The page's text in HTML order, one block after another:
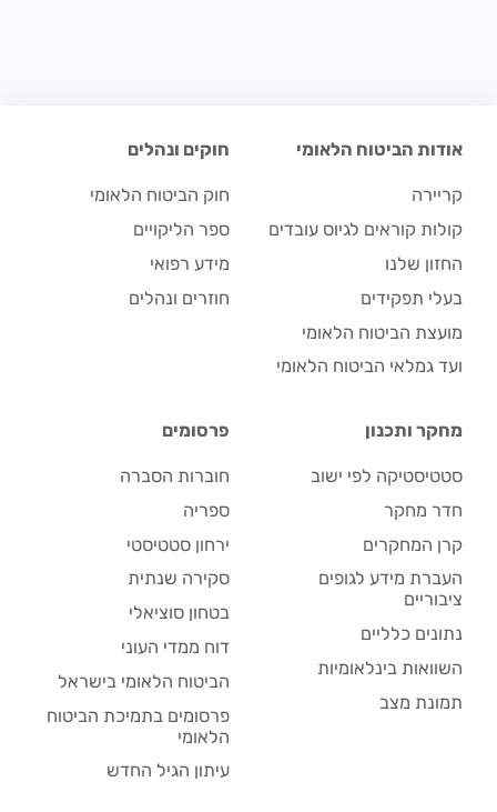
אודות הביטוח הלאומי
קריירה
קולות קוראים לגיוס עובדים
החזון שלנו
בעלי תפקידים
מועצת הביטוח הלאומי
ועד גמלאי הביטוח הלאומי
חוקים ונהלים
חוק הביטוח הלאומי
ספר הליקויים
מידע רפואי
חוזרים ונהלים
מחקר ותכנון
סטטיסטיקה לפי ישוב
חדר מחקר
קרן המחקרים
העברת מידע לגופים
ציבוריים
נתונים כלליים
השוואות בינלאומיות
תמונת מצב
פרסומים
חוברות הסברה
ספריה
ירחון סטטיסטי
סקירה שנתית
בטחון סוציאלי
דוח ממדי העוני
הביטוח הלאומי בישראל
פרסומים בתמיכת הביטוח
הלאומי
עיתון הגיל החדש